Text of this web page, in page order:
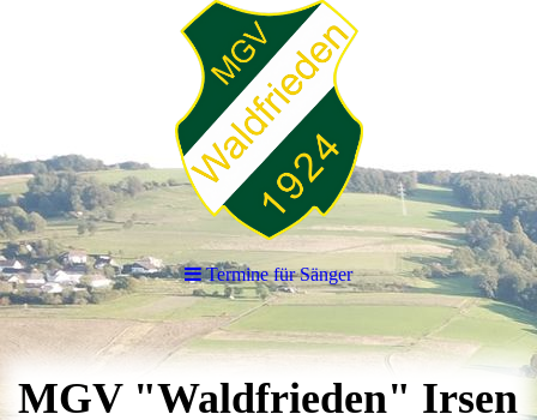
Termine für Sänger
MGV "Waldfrieden" Irsen